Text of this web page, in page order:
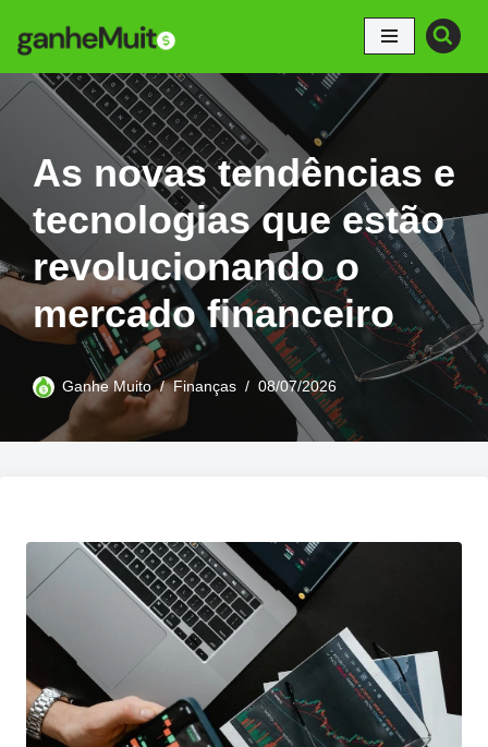
Pular
para
As novas tendências e
tecnologias que estão
revolucionando o
mercado financeiro
Ganhe Muito Finanças 08/07/2026